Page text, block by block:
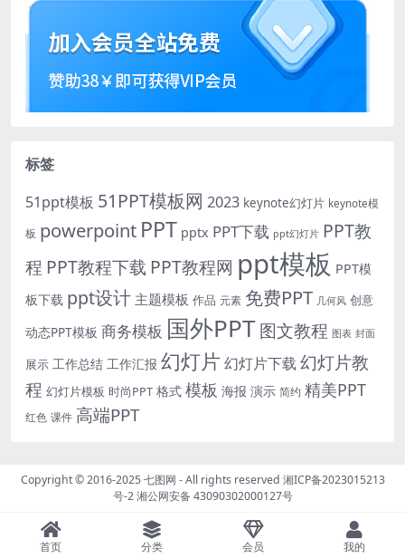
标签
51ppt模板 51PPT模板网 2023 keynote幻灯片 keynote模
板 powerpoint PPT pptx PPT下载 ppt幻灯片 PPT教
程 PPT教程下载 PPT教程网 ppt模板 PPT模
板下载 ppt设计 主题模板 作品 元素 免费PPT 几何风 创意
动态PPT模板 商务模板 国外PPT图文教程 图表 封面
展示 工作总结 工作汇报 幻灯片 幻灯片下载 幻灯片教
程 幻灯片模板 时尚PPT 格式 模板 海报 演示 简约 精美PPT
红色 课件 高端PPT
Copyright © 2016-2025七图网 - All rights reserved 湘ICP备2023015213
号-2湘公网安备 43090302000127号
首页 分类 会员 我的